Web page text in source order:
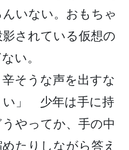
いない。おもちゃ
されている仮想の
い。
辛そうな声を出すな
」　少年は手に持
やってか、手の中
たりしながら答え